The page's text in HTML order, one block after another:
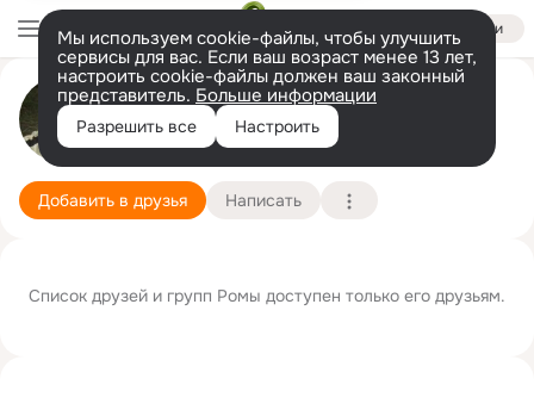
Войти
Мы используем cookie-файлы, чтобы улучшить
сервисы для вас. Если ваш возраст менее 13 лет,
настроить cookie-файлы должен ваш законный
представитель. Больше информации
Разрешить все Настроить
Рома Граненков
20 сентября
Добавить в друзья Написать
Список друзей и групп Ромы доступен только его друзьям.